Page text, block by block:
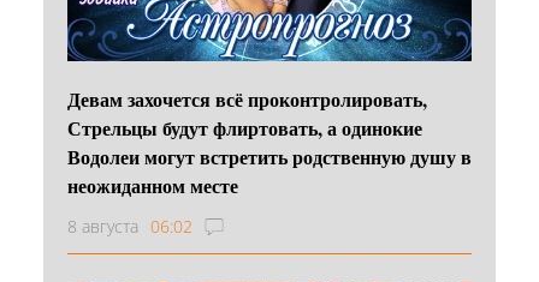
Девам захочется всё проконтролировать,
Стрельцы будут флиртовать, а одинокие
Водолеи могут встретить родственную душу в
неожиданном месте
8 августа 06:02